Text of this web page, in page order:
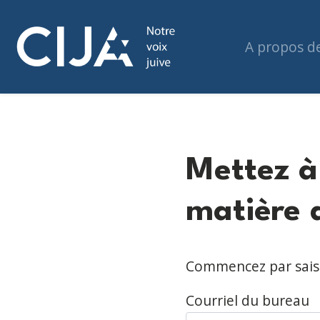
A propos
Mettez
matière
Commencez par
Courriel du bureau